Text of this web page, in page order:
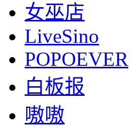
女巫店
LiveSino
POPOEVER
白板报
嗷嗷